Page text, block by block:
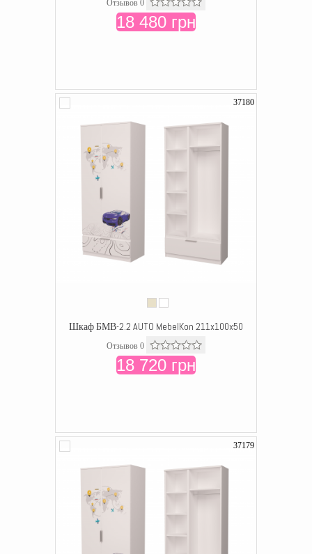
Отзывов 0
18 480 грн
37180
Шкаф БМВ-2.2 AUTO MebelKon 211x100x50
Отзывов 0
18 720 грн
37179